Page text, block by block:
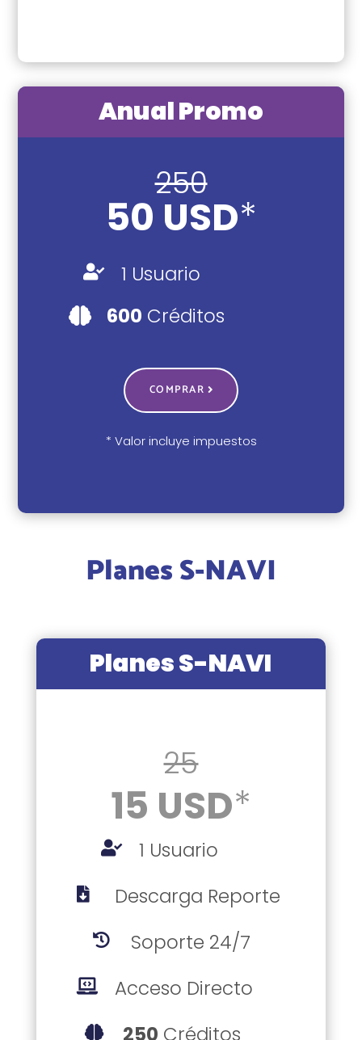
Anual Promo
250
50 USD*
 1 Usuario
 600 Créditos
COMPRAR
* Valor incluye impuestos
Planes S-NAVI
Planes S-NAVI
25
15 USD*
 1 Usuario
 Descarga Reporte
 Soporte 24/7
 Acceso Directo
 250 Créditos